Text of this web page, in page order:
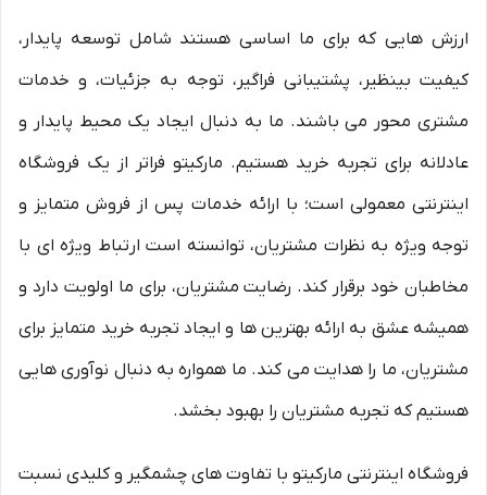
ارزش هایی که برای ما اساسی هستند شامل توسعه پایدار،
کیفیت بینظیر، پشتیبانی فراگیر، توجه به جزئیات، و خدمات
مشتری محور می باشند. ما به دنبال ایجاد یک محیط پایدار و
عادلانه برای تجربه خرید هستیم. مارکیتو فراتر از یک فروشگاه
اینترنتی معمولی است؛ با ارائه خدمات پس از فروش متمایز و
توجه ویژه به نظرات مشتریان، توانسته است ارتباط ویژه ای با
مخاطبان خود برقرار کند. رضایت مشتریان، برای ما اولویت دارد و
همیشه عشق به ارائه بهترین ها و ایجاد تجربه خرید متمایز برای
مشتریان، ما را هدایت می کند. ما همواره به دنبال نوآوری هایی
هستیم که تجربه مشتریان را بهبود بخشد.
فروشگاه اینترنتی مارکیتو با تفاوت های چشمگیر و کلیدی نسبت